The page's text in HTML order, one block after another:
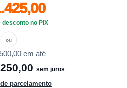
desconto no PIX
em até
sem juros
parcelamento